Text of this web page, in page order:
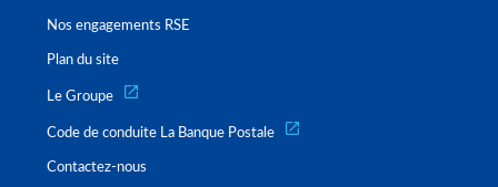
Nos engagements RSE
Plan du site
Le Groupe
Code de conduite La Banque Postale
Contactez-nous